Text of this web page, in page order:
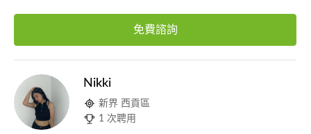
免費諮詢
Nikki
新界 西貢區
1 次聘用